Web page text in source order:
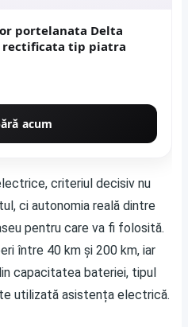
portelanata Delta
Beige 30 x 60 cm mata rectificata tip piatra
acum
criteriul decisiv nu
ci autonomia reală dintre
pentru care va fi folosită.
între 40 km și 200 km, iar
capacitatea bateriei, tipul
utilizată asistența electrică.